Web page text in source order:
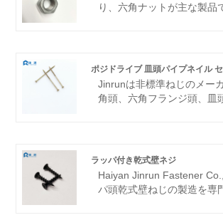
り、六角ナットが主な製品
ポジドライブ 皿頭パイプネイル
Jinrunは非標準ねじのメー
角頭、六角フランジ頭、皿
パイプネイルセルフタッピ
よび既存のすべてのお客様
ことをうれしく思います。
ラッパ付き乾式壁ネジ
Haiyan Jinrun Fastener
パ頭乾式壁ねじの製造を専